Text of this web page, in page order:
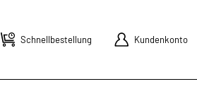
Schnellbestellung Kundenkonto